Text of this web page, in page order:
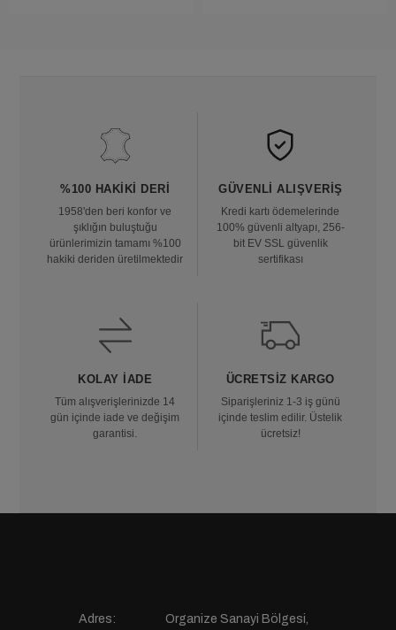
%100 HAKIKI DERI
1958'den beri konfor ve
şıklığın buluştuğu
ürünlerimizin tamamı %100
hakiki deriden üretilmektedir
GÜVENLI ALIŞVERIŞ
Kredi kartı ödemelerinde
100% güvenli altyapı, 256-
bit EV SSL güvenlik
sertifikası
KOLAY İADE
Tüm alışverişlerinizde 14
gün içinde iade ve değişim
garantisi.
ÜCRETSIZ KARGO
Siparişleriniz 1-3 iş günü
içinde teslim edilir. Üstelik
ücretsiz!
Adres:
Organize Sanayi Bölgesi,